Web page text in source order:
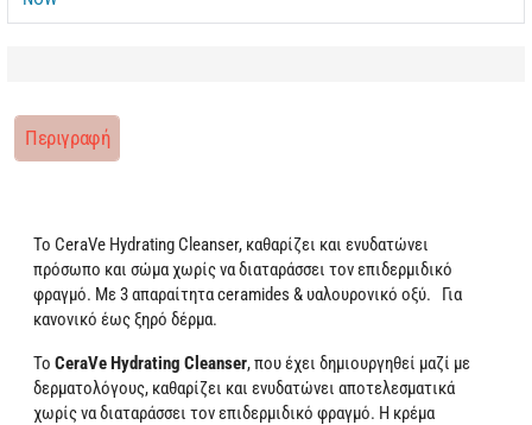
Περιγραφή
Το CeraVe Hydrating Cleanser, καθαρίζει και ενυδατώνει
πρόσωπο και σώμα χωρίς να διαταράσσει τον επιδερμιδικό
φραγμό. Με 3 απαραίτητα ceramides & υαλουρονικό οξύ. Για
κανονικό έως ξηρό δέρμα.
Το CeraVe Hydrating Cleanser, που έχει δημιουργηθεί μαζί με
δερματολόγους, καθαρίζει και ενυδατώνει αποτελεσματικά
χωρίς να διαταράσσει τον επιδερμιδικό φραγμό. Η κρέμα